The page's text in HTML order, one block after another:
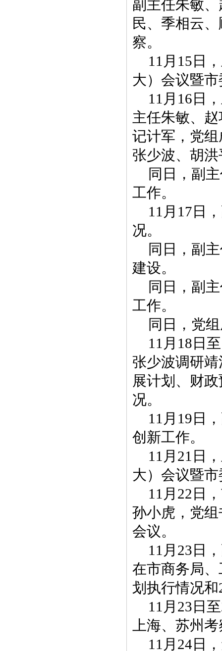
副主任朱敏
民、季相云
察。
11月15日
大）会议暨
11月16日
主任朱敏、
记计军，党
张少波、胡
同日，副
工作。
11月17日
况。
同日，副
建设。
同日，副
工作。
同日，党
11月18日
张少波调研
展计划、财
况。
11月19日
创新工作。
11月21日
大）会议暨
11月22日
孙小虎，党
会议。
11月23日
在市商务局
划执行情况
11月23日
上海、苏州
11月24日